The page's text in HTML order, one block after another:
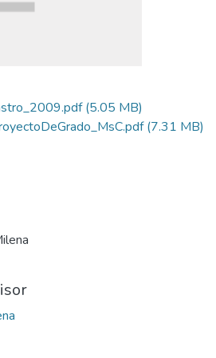
(5.05 MB)
(7.31 MB)